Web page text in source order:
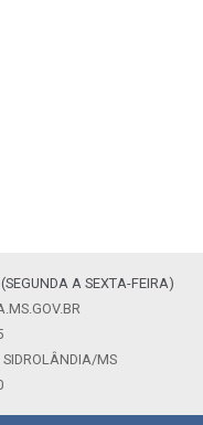
A SEXTA-FEIRA)
SIDROLÂNDIA/MS